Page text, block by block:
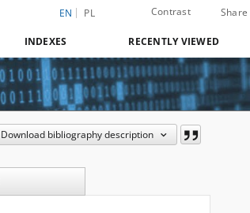
EN PL Contrast Share
INDEXES RECENTLY VIEWED
Download bibliography description